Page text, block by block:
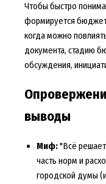
Чтобы быстро
формируется
когда можно
документа, стадию
обсуждения,
выводы
Миф:"Всё решает
часть норм и
городской думы